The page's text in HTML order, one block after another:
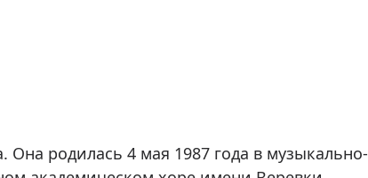
родилась 4 мая 1987 года в музыкально-